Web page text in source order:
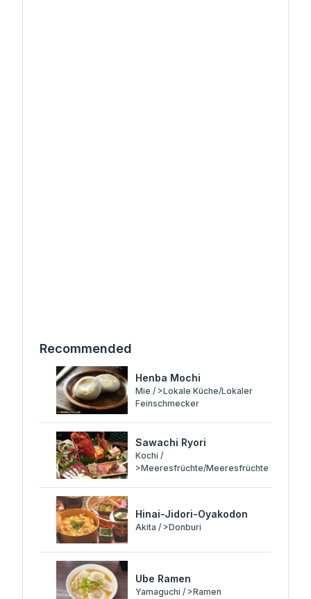
Recommended
Henba Mochi
Mie / >Lokale Küche/Lokaler
Feinschmecker
Sawachi Ryori
Kochi /
>Meeresfrüchte/Meeresfrüchte
Hinai-Jidori-Oyakodon
Akita / >Donburi
Ube Ramen
Yamaguchi / >Ramen